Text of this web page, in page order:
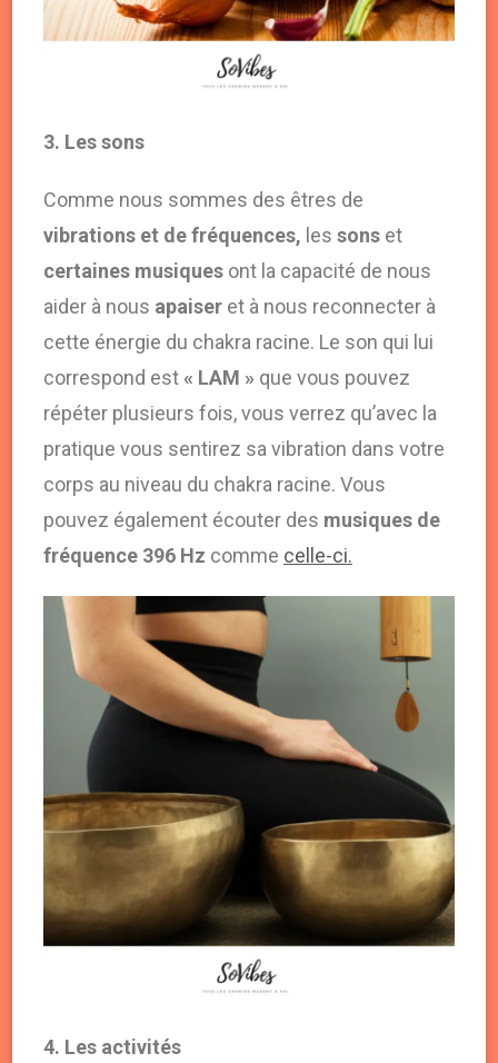
3. Les sons
Comme nous sommes des êtres de
vibrations et de fréquences, les sons et
certaines musiques ont la capacité de nous
aider à nous apaiser et à nous reconnecter à
cette énergie du chakra racine. Le son qui lui
correspond est« LAM » que vous pouvez
répéter plusieurs fois, vous verrez qu’avec la
pratique vous sentirez sa vibration dans votre
corps au niveau du chakra racine. Vous
pouvez également écouter des musiques de
fréquence 396 Hz comme celle-ci.
4. Les activités